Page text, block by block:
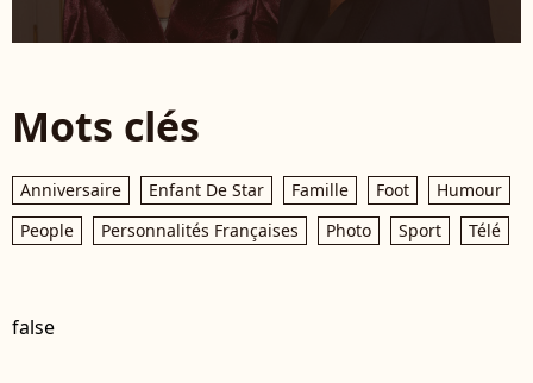
Mots clés
Anniversaire Enfant De Star Famille Foot
Humour
People
Personnalités Françaises Photo Sport Télé
false